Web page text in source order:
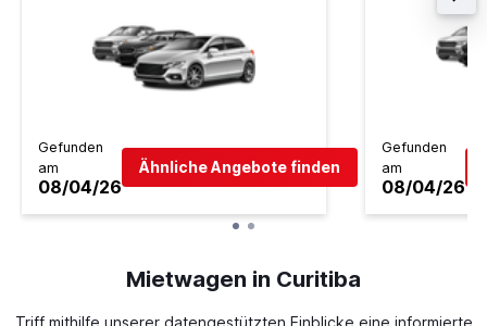
Gefunden
am
08/04/26
Ähnliche Angebote finden
Gefunden
am
08/04/26
Mietwagen in Curitiba
Triff mithilfe unserer datengestützten Einblicke eine informierte